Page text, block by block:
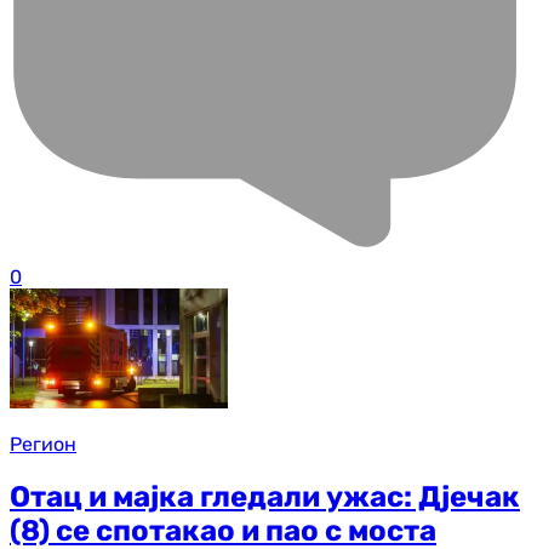
0
Регион
Отац и мајка гледали ужас: Д‌јечак
(8) се спотакао и пао с моста